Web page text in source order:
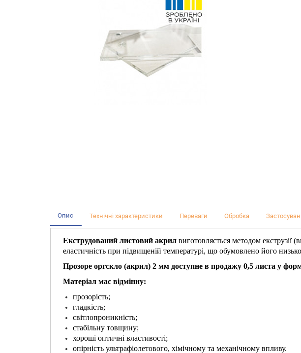
Опис Технічні характеристики Переваги Обробка
Екструдований листовий акрил виготовляється методом
еластичність при підвищеній температурі, що обумовлено його
Прозоре оргскло (акрил) 2 мм доступне в продажу 0,5 листа у
Матеріал має відмінну:
прозорість;
гладкість;
свiтлопроникнiсть;
стабільну товщину;
хороші оптичні властивості;
опірність ультрафіолетового, хімічному та механічному впливу.​